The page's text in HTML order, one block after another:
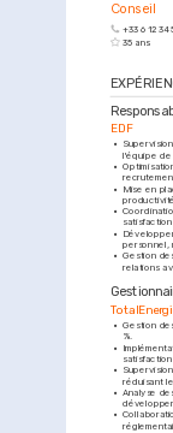
Conseil
+33 6 12 34
35 ans
EDF
•
l'équipe de
•
•
Mise en
•
•
personnel,
• Gestion
relations
• Gestion
%.
•
•
réduisant
• Analyse
•